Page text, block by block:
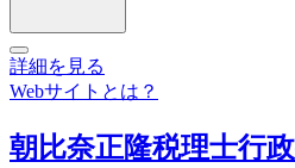
詳細を見る
Webサイトとは？
朝比奈正隆税理士行